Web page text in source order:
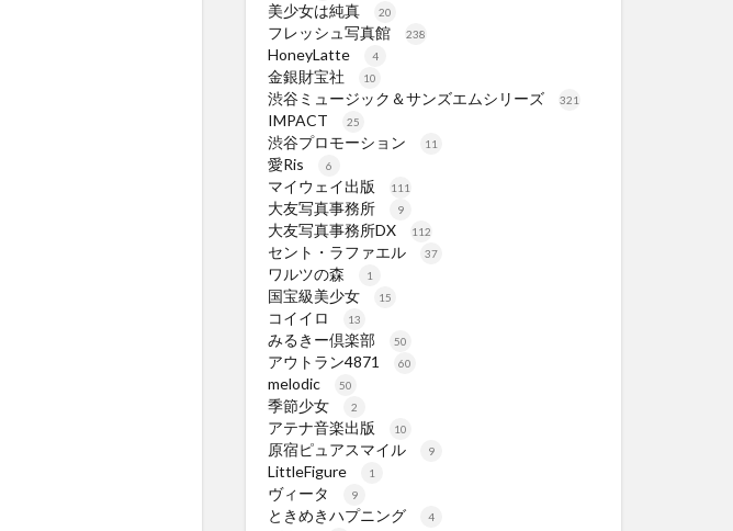
美少女は純真 20
フレッシュ写真館 238
HoneyLatte 4
金銀財宝社 10
渋谷ミュージック＆サンズエムシリーズ 321
IMPACT 25
渋谷プロモーション 11
愛Ris 6
マイウェイ出版 111
大友写真事務所 9
大友写真事務所DX 112
セント・ラファエル 37
ワルツの森 1
国宝級美少女 15
コイイロ 13
みるきー倶楽部 50
アウトラン4871 60
melodic 50
季節少女 2
アテナ音楽出版 10
原宿ピュアスマイル 9
LittleFigure 1
ヴィータ 9
ときめきハプニング 4